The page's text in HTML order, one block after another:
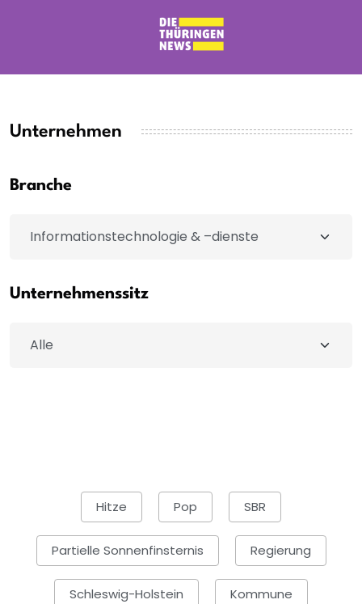
Unternehmen
Branche
Unternehmenssitz
Hitze Pop SBR
Partielle Sonnenfinsternis Regierung
Schleswig-Holstein Kommune